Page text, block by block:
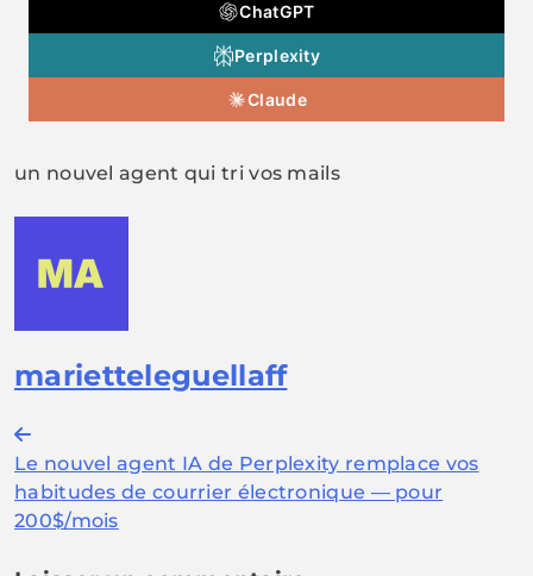
ChatGPT
Perplexity
Claude
un nouvel agent qui tri vos mails
marietteleguellaff
Navigation
de
l’article
Le nouvel agent IA de Perplexity remplace vos
habitudes de courrier électronique — pour
200$/mois